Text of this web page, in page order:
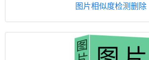
图片相似度检测删除